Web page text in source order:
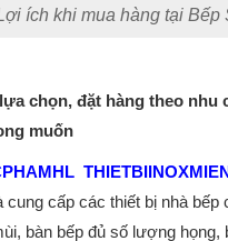
ích khi mua hàng tại Bếp
chọn, đặt hàng theo nhu
muốn
cung cấp các thiết bị nhà bếp
bàn bếp đủ số lượng họng,